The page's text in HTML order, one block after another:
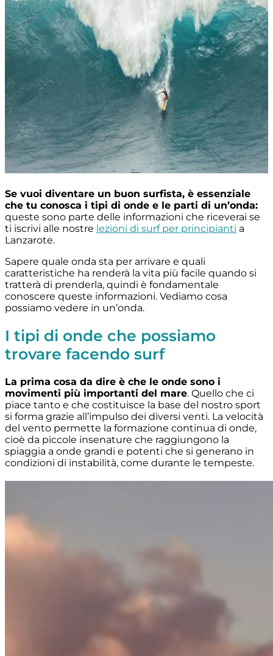
Se vuoi diventare un buon surfista, è essenziale
che tu conosca i tipi di onde e le parti di un’onda:
queste sono parte delle informazioni che riceverai se
ti iscrivi alle nostre lezioni di surf per principianti a
Lanzarote.
Sapere quale onda sta per arrivare e quali
caratteristiche ha renderà la vita più facile quando si
tratterà di prenderla, quindi è fondamentale
conoscere queste informazioni. Vediamo cosa
possiamo vedere in un’onda.
I tipi di onde che possiamo
trovare facendo surf
La prima cosa da dire è che le onde sono i
movimenti più importanti del mare. Quello che ci
piace tanto e che costituisce la base del nostro sport
si forma grazie all’impulso dei diversi venti. La velocità
del vento permette la formazione continua di onde,
cioè da piccole insenature che raggiungono la
spiaggia a onde grandi e potenti che si generano in
condizioni di instabilità, come durante le tempeste.